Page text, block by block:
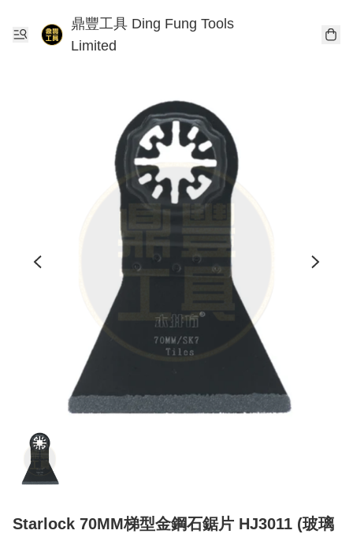
鼎豐工具 Ding Fung Tools
Limited
Starlock 70MM梯型金鋼石鋸片 HJ3011 (玻璃